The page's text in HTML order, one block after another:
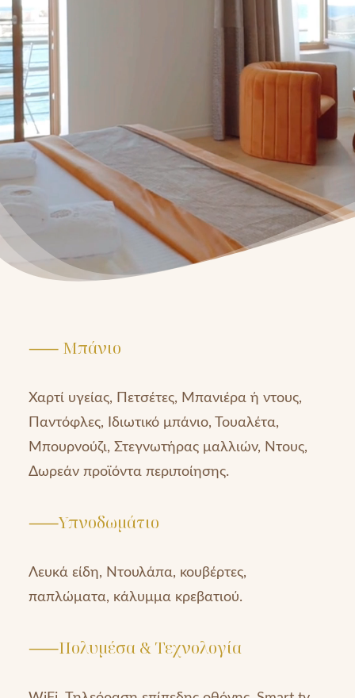
⸺ Μπάνιο
Χαρτί υγείας, Πετσέτες, Μπανιέρα ή ντους,
Παντόφλες, Ιδιωτικό μπάνιο, Τουαλέτα,
Μπουρνούζι, Στεγνωτήρας μαλλιών, Ντους,
Δωρεάν προϊόντα περιποίησης.
⸺Υπνοδωμάτιο
Λευκά είδη, Ντουλάπα, κουβέρτες,
παπλώματα, κάλυμμα κρεβατιού.
⸺Πολυμέσα & Τεχνολογία